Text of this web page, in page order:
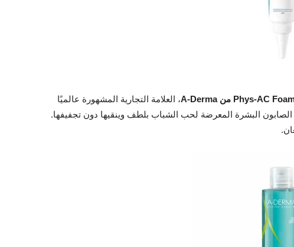
Phys-AC من A-Derma
، العلامة التجارية المشهورة عالميًا
الصابون البشرة المعرضة لحب الشباب بلطف وينقيها دون تجفيفها.